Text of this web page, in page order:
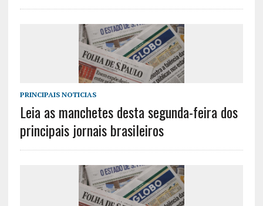
PRINCIPAIS NOTICIAS
Leia as manchetes desta segunda-feira dos
principais jornais brasileiros